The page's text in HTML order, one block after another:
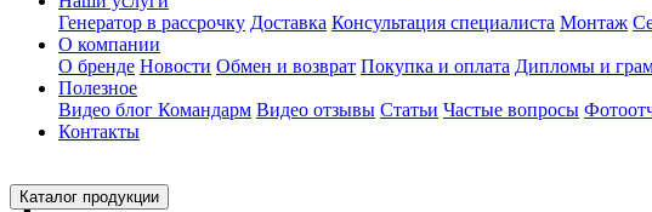
Генератор в рассрочку Доставка Консультация специалиста Монтаж
О компании
О бренде Новости Обмен и возврат Покупка и оплата Дипломы и
Полезное
Видео блог Командарм Видео отзывы Статьи Частые вопросы
Контакты
Каталог продукции